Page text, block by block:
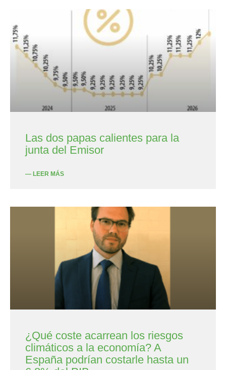
Las dos papas calientes para la
junta del Emisor
— LEER MÁS
¿Qué coste acarrean los riesgos
climáticos a la economía? A
España podrían costarle hasta un